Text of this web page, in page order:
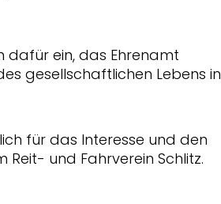
dafür ein, das Ehrenamt
gesellschaftlichen Lebens in
für das Interesse und den
und Fahrverein Schlitz.